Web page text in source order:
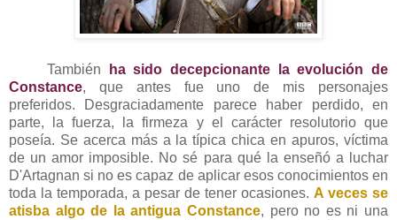
También
ha sido decepcionante la evolución de
Constance, que antes fue uno de mis personajes
preferidos. Desgraciadamente parece haber perdido, en
parte, la fuerza, la firmeza y el carácter resolutorio que
poseía. Se acerca más a la típica chica en apuros, víctima
de un amor imposible. No sé para qué la enseñó a luchar
D'Artagnan si no es capaz de aplicar esos conocimientos en
toda la temporada, a pesar de tener ocasiones. A veces se
atisba algo de la antigua Constance, pero no es ni una